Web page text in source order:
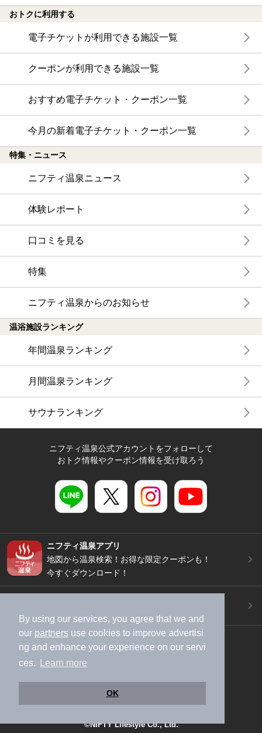
By using our services, you agree that we and
our partners use cookies to improve advertisi
ng and enhance your experience on our servi
ces.
Learn more
OK
おトクに利用する
電子チケットが利用できる施設一覧
クーポンが利用できる施設一覧
おすすめ電子チケット・クーポン一覧
今月の新着電子チケット・クーポン一覧
特集・ニュース
ニフティ温泉ニュース
体験レポート
口コミを見る
特集
ニフティ温泉からのお知らせ
温浴施設ランキング
年間温泉ランキング
月間温泉ランキング
サウナランキング
ニフティ温泉公式アカウントをフォローして
おトク情報やクーポン情報を受け取ろう
ニフティ温泉アプリ
地図から温泉検索！お得な限定クーポンも！
今すぐダウンロード！
スマートフォン /
PC
加盟店募集（資料請求）
運営会社
個人情報保護ポリシー
©NIFTY Lifestyle Co., Ltd.